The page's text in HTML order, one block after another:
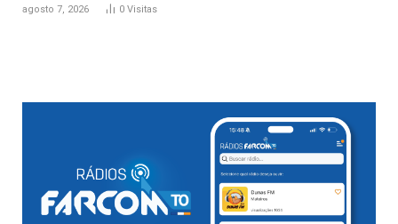
agosto 7, 2026 0 Visitas